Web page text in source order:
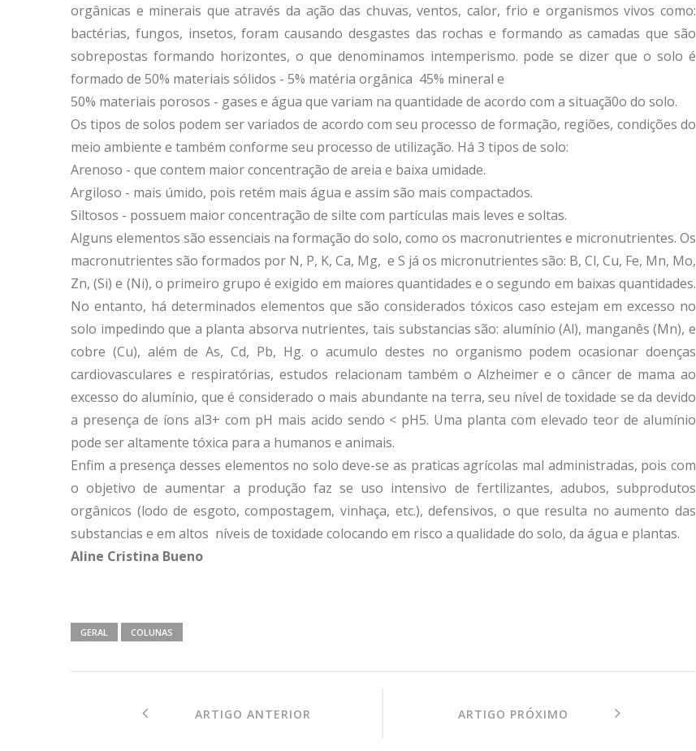
orgânicas e minerais que através da ação das chuvas, ventos, calor, frio e organismos vivos como:
bactérias, fungos, insetos, foram causando desgastes das rochas e formando as camadas que são
sobrepostas formando horizontes, o que denominamos intemperismo. pode se dizer que o solo é
formado de 50% materiais sólidos - 5% matéria orgânica 45% mineral e
50% materiais porosos - gases e água que variam na quantidade de acordo com a situaçã0o do solo.
Os tipos de solos podem ser variados de acordo com seu processo de formação, regiões, condições do
meio ambiente e também conforme seu processo de utilização. Há 3 tipos de solo:
Arenoso - que contem maior concentração de areia e baixa umidade.
Argiloso - mais úmido, pois retém mais água e assim são mais compactados.
Siltosos - possuem maior concentração de silte com partículas mais leves e soltas.
Alguns elementos são essenciais na formação do solo, como os macronutrientes e micronutrientes. Os
macronutrientes são formados por N, P, K, Ca, Mg, e S já os micronutrientes são: B, Cl, Cu, Fe, Mn, Mo,
Zn, (Si) e (Ni), o primeiro grupo é exigido em maiores quantidades e o segundo em baixas quantidades.
No entanto, há determinados elementos que são considerados tóxicos caso estejam em excesso no
solo impedindo que a planta absorva nutrientes, tais substancias são: alumínio (Al), manganês (Mn), e
cobre (Cu), além de As, Cd, Pb, Hg. o acumulo destes no organismo podem ocasionar doenças
cardiovasculares e respiratórias, estudos relacionam também o Alzheimer e o câncer de mama ao
excesso do alumínio, que é considerado o mais abundante na terra, seu nível de toxidade se da devido
a presença de íons al3+ com pH mais acido sendo < pH5. Uma planta com elevado teor de alumínio
pode ser altamente tóxica para a humanos e animais.
Enfim a presença desses elementos no solo deve-se as praticas agrícolas mal administradas, pois com
o objetivo de aumentar a produção faz se uso intensivo de fertilizantes, adubos, subprodutos
orgânicos (lodo de esgoto, compostagem, vinhaça, etc.), defensivos, o que resulta no aumento das
substancias e em altos níveis de toxidade colocando em risco a qualidade do solo, da água e plantas.
Aline Cristina Bueno
GERAL COLUNAS
ARTIGO ANTERIOR ARTIGO PRÓXIMO